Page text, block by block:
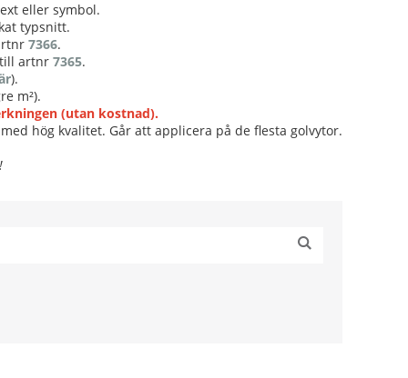
eller symbol.
typsnitt.
7366.
till artnr 7365.
).
m²).
(utan kostnad).
hög kvalitet. Går att applicera på de flesta golvytor.